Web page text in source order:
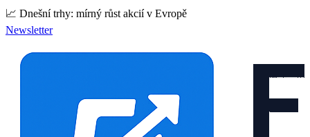
📈 Dnešní trhy: mírný růst akcií v Evropě
Newsletter